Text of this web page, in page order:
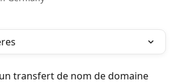
transfert de nom de domaine